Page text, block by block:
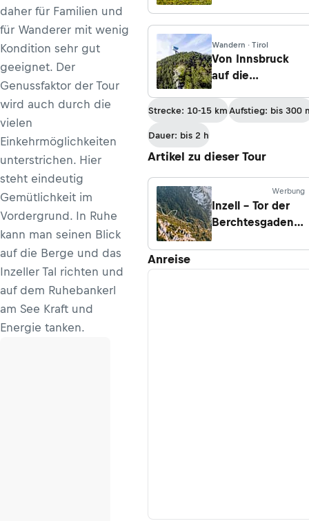
daher für Familien und
für Wanderer mit wenig
Kondition sehr gut
geeignet. Der
Genussfaktor der Tour
wird auch durch die
vielen
Einkehrmöglichkeiten
unterstrichen. Hier
steht eindeutig
Gemütlichkeit im
Vordergrund. In Ruhe
kann man seinen Blick
auf die Berge und das
Inzeller Tal richten und
auf dem Ruhebankerl
am See Kraft und
Energie tanken.
Adlgass
Wandern · Tirol
Von Innsbruck
auf die
am Bergisel
Strecke: 10-15 km Aufstieg: bis 300
Dauer: bis 2 h
Artikel zu dieser Tour
Inzell – Tor der
Berchtesgadener
Werbung
Anreise